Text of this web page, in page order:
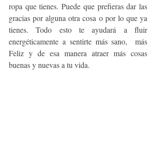
ropa que tienes. Puede que prefieras dar las
gracias por alguna otra cosa o por lo que ya
tienes. Todo esto te ayudará a fluir
energéticamente a sentirte más sano,  más
Feliz y de esa manera atraer más cosas
buenas y nuevas a tu vida.